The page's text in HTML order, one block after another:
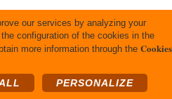
our services by analyzing your
configuration of the cookies in the
more information through the Cookies
PERSONALIZE